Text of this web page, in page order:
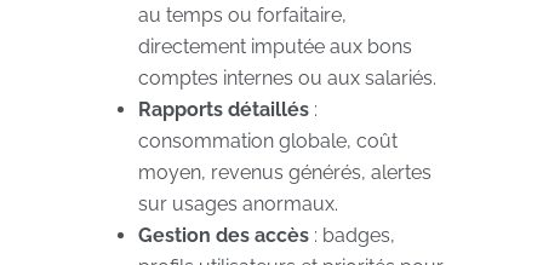
au temps ou forfaitaire,
directement imputée aux bons
comptes internes ou aux salariés.
Rapports détaillés :
consommation globale, coût
moyen, revenus générés, alertes
sur usages anormaux.
Gestion des accès : badges,